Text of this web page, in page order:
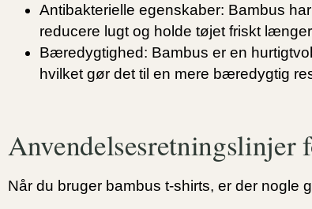
Antibakterielle egenskaber: Bambus
reducere lugt og holde tøjet friskt
Bæredygtighed: Bambus er en
hvilket gør det til en mere bæredygtig
Anvendelsesretningslinjer
Når du bruger bambus t-shirts, er der nogle